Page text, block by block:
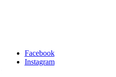
Facebook
Instagram